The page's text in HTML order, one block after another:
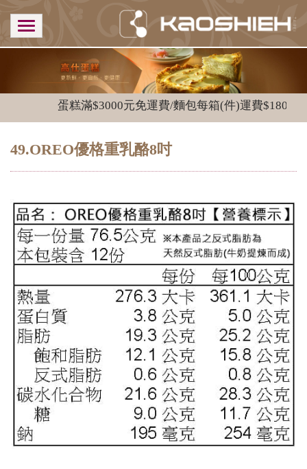
蛋糕滿$3000元免運費/麵包每箱(件)運費$180
49.OREO優格重乳酪8吋